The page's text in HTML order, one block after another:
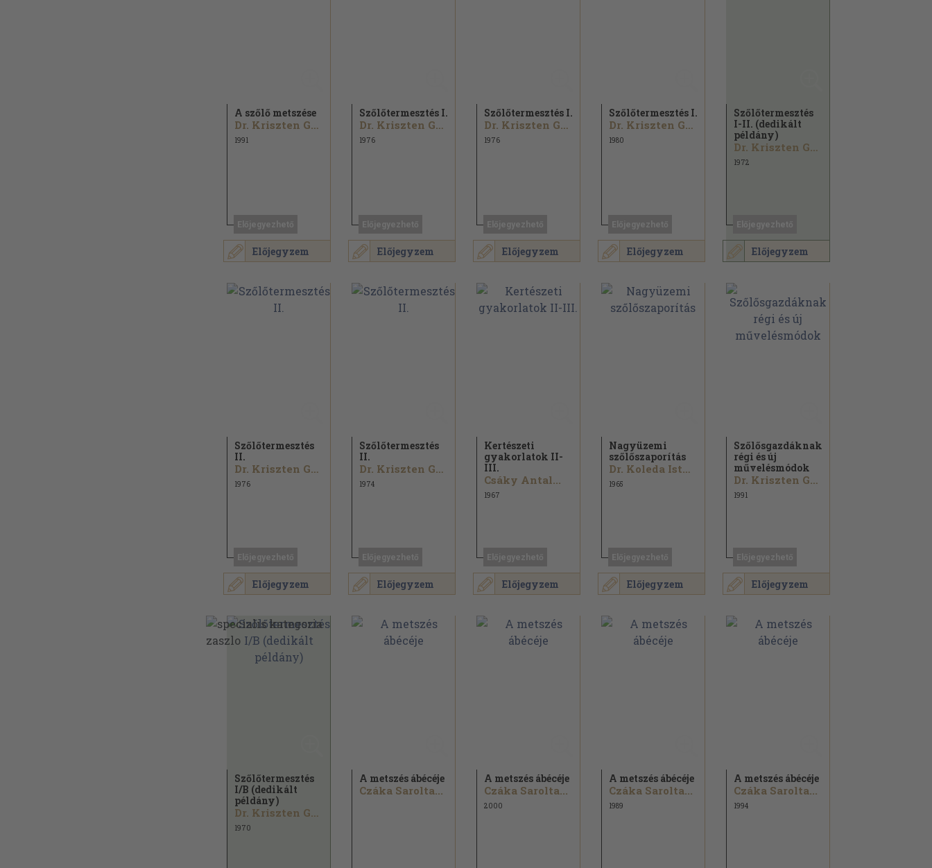
Előjegyzem
A szőlő metszése
Dr. Kriszten György
1991
Előjegyzem
Szőlőtermesztés I.
Dr. Kriszten György
1976
Előjegyzem
Szőlőtermesztés I.
Dr. Kriszten György
1976
Előjegyzem
Szőlőtermesztés I.
Dr. Kriszten György
1980
Előjegyzem
Szőlőtermesztés
I-II. (dedikált
példány)
Dr. Kriszten György
1972
Előjegyzem
Szőlőtermesztés
II.
Dr. Kriszten György
1976
Előjegyzem
Szőlőtermesztés
II.
Dr. Kriszten György
1974
Előjegyzem
Kertészeti
gyakorlatok II-
III.
Csáky Antal...
1967
Előjegyzem
Nagyüzemi
szőlőszaporítás
Dr. Koleda István...
1965
Előjegyzem
Szőlősgazdáknak
régi és új
művelésmódok
Dr. Kriszten György...
1991
Szőlőtermesztés
I/B (dedikált
példány)
Dr. Kriszten György
1970
A metszés ábécéje
Czáka Sarolta...
A metszés ábécéje
Czáka Sarolta...
2000
A metszés ábécéje
Czáka Sarolta...
1989
A metszés ábécéje
Czáka Sarolta...
1994